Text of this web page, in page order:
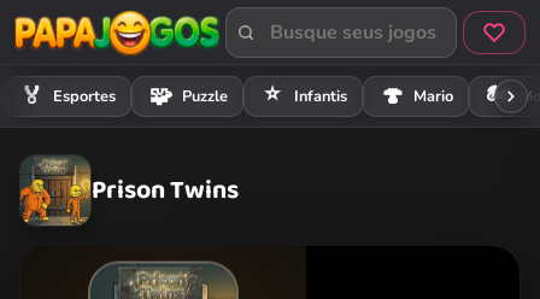
🏅 Esportes 🧩 Puzzle ⭐ Infantis 🍄 Mario 🏍️
Prison Twins